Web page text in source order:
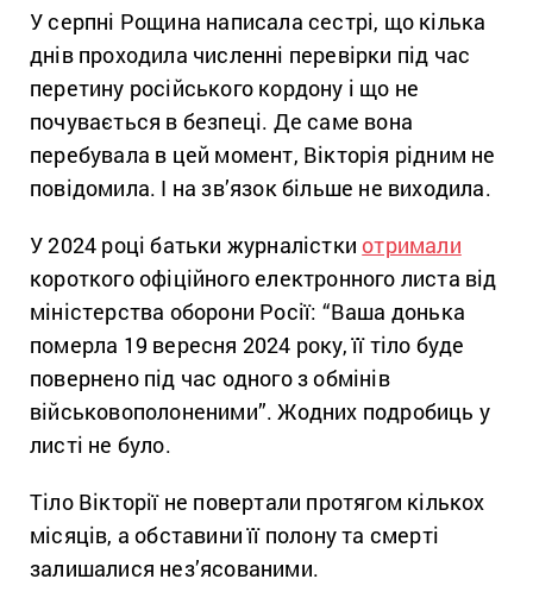
У серпні Рощина написала сестрі, що кілька
днів проходила численні перевірки під час
перетину російського кордону і що не
почувається в безпеці. Де саме вона
перебувала в цей момент, Вікторія рідним не
повідомила. І на зв’язок більше не виходила.
У 2024 році батьки журналістки отримали
короткого офіційного електронного листа від
міністерства оборони Росії: “Ваша донька
померла 19 вересня 2024 року, її тіло буде
повернено під час одного з обмінів
військовополоненими”. Жодних подробиць у
листі не було.
Тіло Вікторії не повертали протягом кількох
місяців, а обставини її полону та смерті
залишалися нез’ясованими.